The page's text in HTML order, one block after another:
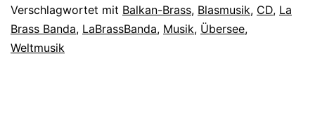
Verschlagwortet mit Balkan-Brass, Blasmusik, CD, La
Brass Banda, LaBrassBanda, Musik, Übersee,
Weltmusik